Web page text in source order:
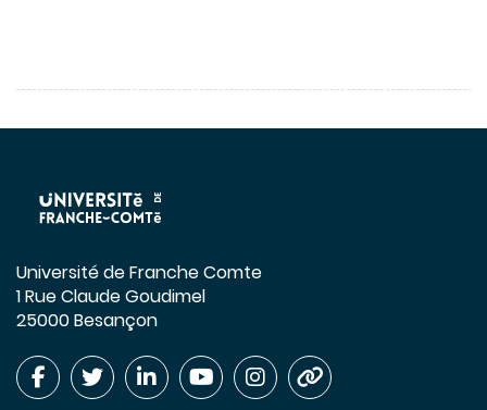
Université de Franche Comte
1 Rue Claude Goudimel
25000 Besançon